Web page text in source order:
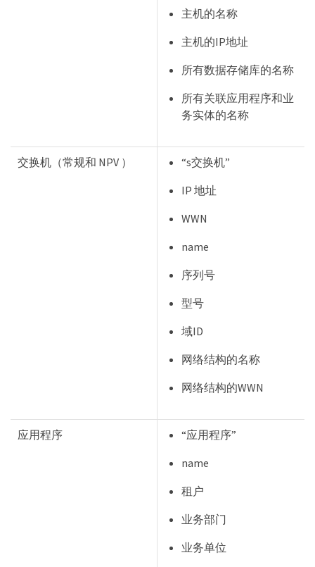
主机的名称
主机的IP地址
所有数据存储库的名称
所有关联应用程序和业
务实体的名称
交换机（常规和 NPV ）
“s交换机”
IP 地址
WWN
name
序列号
型号
域ID
网络结构的名称
网络结构的WWN
应用程序
“应用程序”
name
租户
业务部门
业务单位